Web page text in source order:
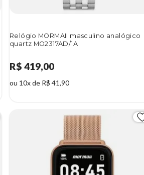
Relógio MORMAII masculino analógico
quartz MO2317AD/1A
R$ 419,00
ou 10x de R$ 41,90